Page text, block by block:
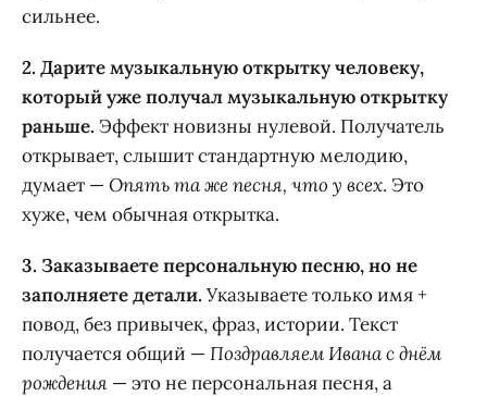
сильнее.
2. Дарите музыкальную открытку человеку,
который уже получал музыкальную открытку
раньше. Эффект новизны нулевой. Получатель
открывает, слышит стандартную мелодию,
думает —Опять та же песня, что у всех. Это
хуже, чем обычная открытка.
3. Заказываете персональную песню, но не
заполняете детали. Указываете только имя +
повод, без привычек, фраз, истории. Текст
получается общий —Поздравляем Ивана с днём
рождения — это не персональная песня, а